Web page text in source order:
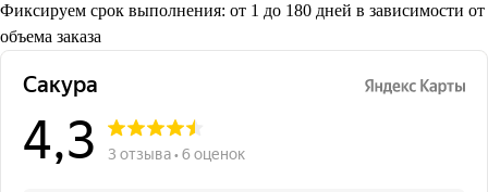
Фиксируем срок выполнения: от 1 до 180 дней в зависимости от
объема заказа